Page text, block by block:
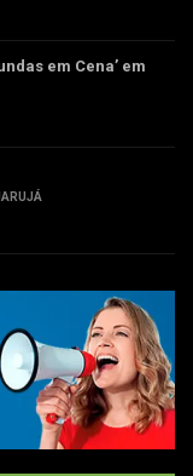
em Cena’ em